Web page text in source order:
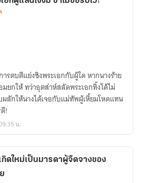
รตบตีแย่งชิงพระเอกกับผู้ใด หากนางร้าย
ยกให้ ทว่าอุตส่าห์สลัดพระเอกทิ้งได้ไม่
ลักให้นางได้เจอกับแม่ทัพผู้เหี้ยมโหดแทน
!
น.
กิดใหม่เป็นมารดาผู้จืดจางของ